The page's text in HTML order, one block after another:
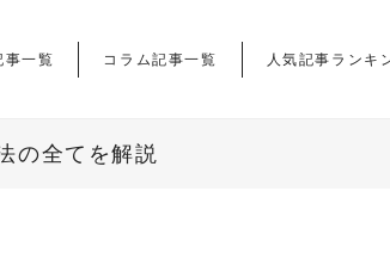
事一覧 コラム記事一覧 人気記事ランキ
の全てを解説